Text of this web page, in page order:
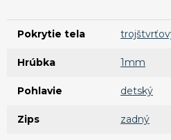
Pokrytie tela
Hrúbka 1mm
Pohlavie detský
Zips zadný